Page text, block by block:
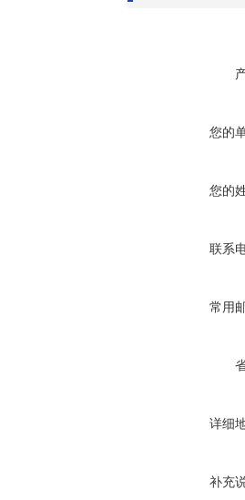
您的
您的
联系
常用
详细
补充